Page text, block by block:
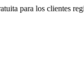
para los clientes